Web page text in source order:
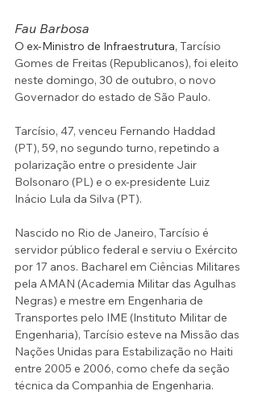
Fau Barbosa
O ex-Ministro de Infraestrutura, Tarcísio
Gomes de Freitas (Republicanos), foi eleito
neste domingo, 30 de outubro, o novo
Governador do estado de São Paulo.
Tarcísio, 47, venceu Fernando Haddad
(PT), 59, no segundo turno, repetindo a
polarização entre o presidente Jair
Bolsonaro (PL) e o ex-presidente Luiz
Inácio Lula da Silva (PT).
Nascido no Rio de Janeiro, Tarcísio é
servidor público federal e serviu o Exército
por 17 anos. Bacharel em Ciências Militares
pela AMAN (Academia Militar das Agulhas
Negras) e mestre em Engenharia de
Transportes pelo IME (Instituto Militar de
Engenharia), Tarcísio esteve na Missão das
Nações Unidas para Estabilização no Haiti
entre 2005 e 2006, como chefe da seção
técnica da Companhia de Engenharia.